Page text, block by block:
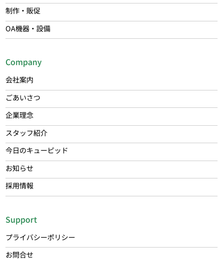
制作・販促
OA機器・設備
Company
会社案内
ごあいさつ
企業理念
スタッフ紹介
今日のキューピッド
お知らせ
採用情報
Support
プライバシーポリシー
お問合せ